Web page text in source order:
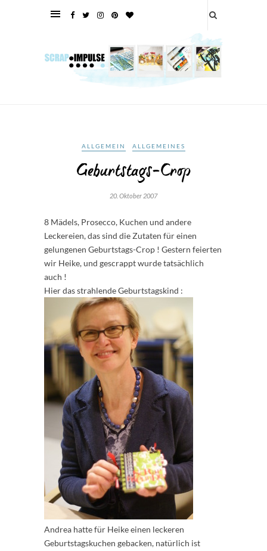
ALLGEMEIN ALLGEMEINES
Geburtstags-Crop
20. Oktober 2007
8 Mädels, Prosecco, Kuchen und andere
Leckereien, das sind die Zutaten für einen
gelungenen Geburtstags-Crop ! Gestern feierten
wir Heike, und gescrappt wurde tatsächlich
auch !
Hier das strahlende Geburtstagskind :
Andrea hatte für Heike einen leckeren
Geburtstagskuchen gebacken, natürlich ist